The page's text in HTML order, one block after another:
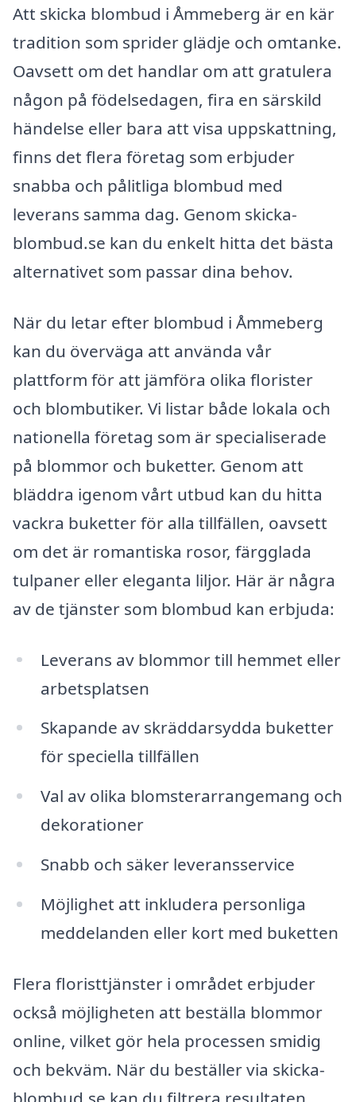
Att skicka blombud i Åmmeberg är en kär
tradition som sprider glädje och omtanke.
Oavsett om det handlar om att gratulera
någon på födelsedagen, fira en särskild
händelse eller bara att visa uppskattning,
finns det flera företag som erbjuder
snabba och pålitliga blombud med
leverans samma dag. Genom skicka-
blombud.se kan du enkelt hitta det bästa
alternativet som passar dina behov.
När du letar efter blombud i Åmmeberg
kan du överväga att använda vår
plattform för att jämföra olika florister
och blombutiker. Vi listar både lokala och
nationella företag som är specialiserade
på blommor och buketter. Genom att
bläddra igenom vårt utbud kan du hitta
vackra buketter för alla tillfällen, oavsett
om det är romantiska rosor, färgglada
tulpaner eller eleganta liljor. Här är några
av de tjänster som blombud kan erbjuda:
Leverans av blommor till hemmet eller
arbetsplatsen
Skapande av skräddarsydda buketter
för speciella tillfällen
Val av olika blomsterarrangemang och
dekorationer
Snabb och säker leveransservice
Möjlighet att inkludera personliga
meddelanden eller kort med buketten
Flera floristtjänster i området erbjuder
också möjligheten att beställa blommor
online, vilket gör hela processen smidig
och bekväm. När du beställer via skicka-